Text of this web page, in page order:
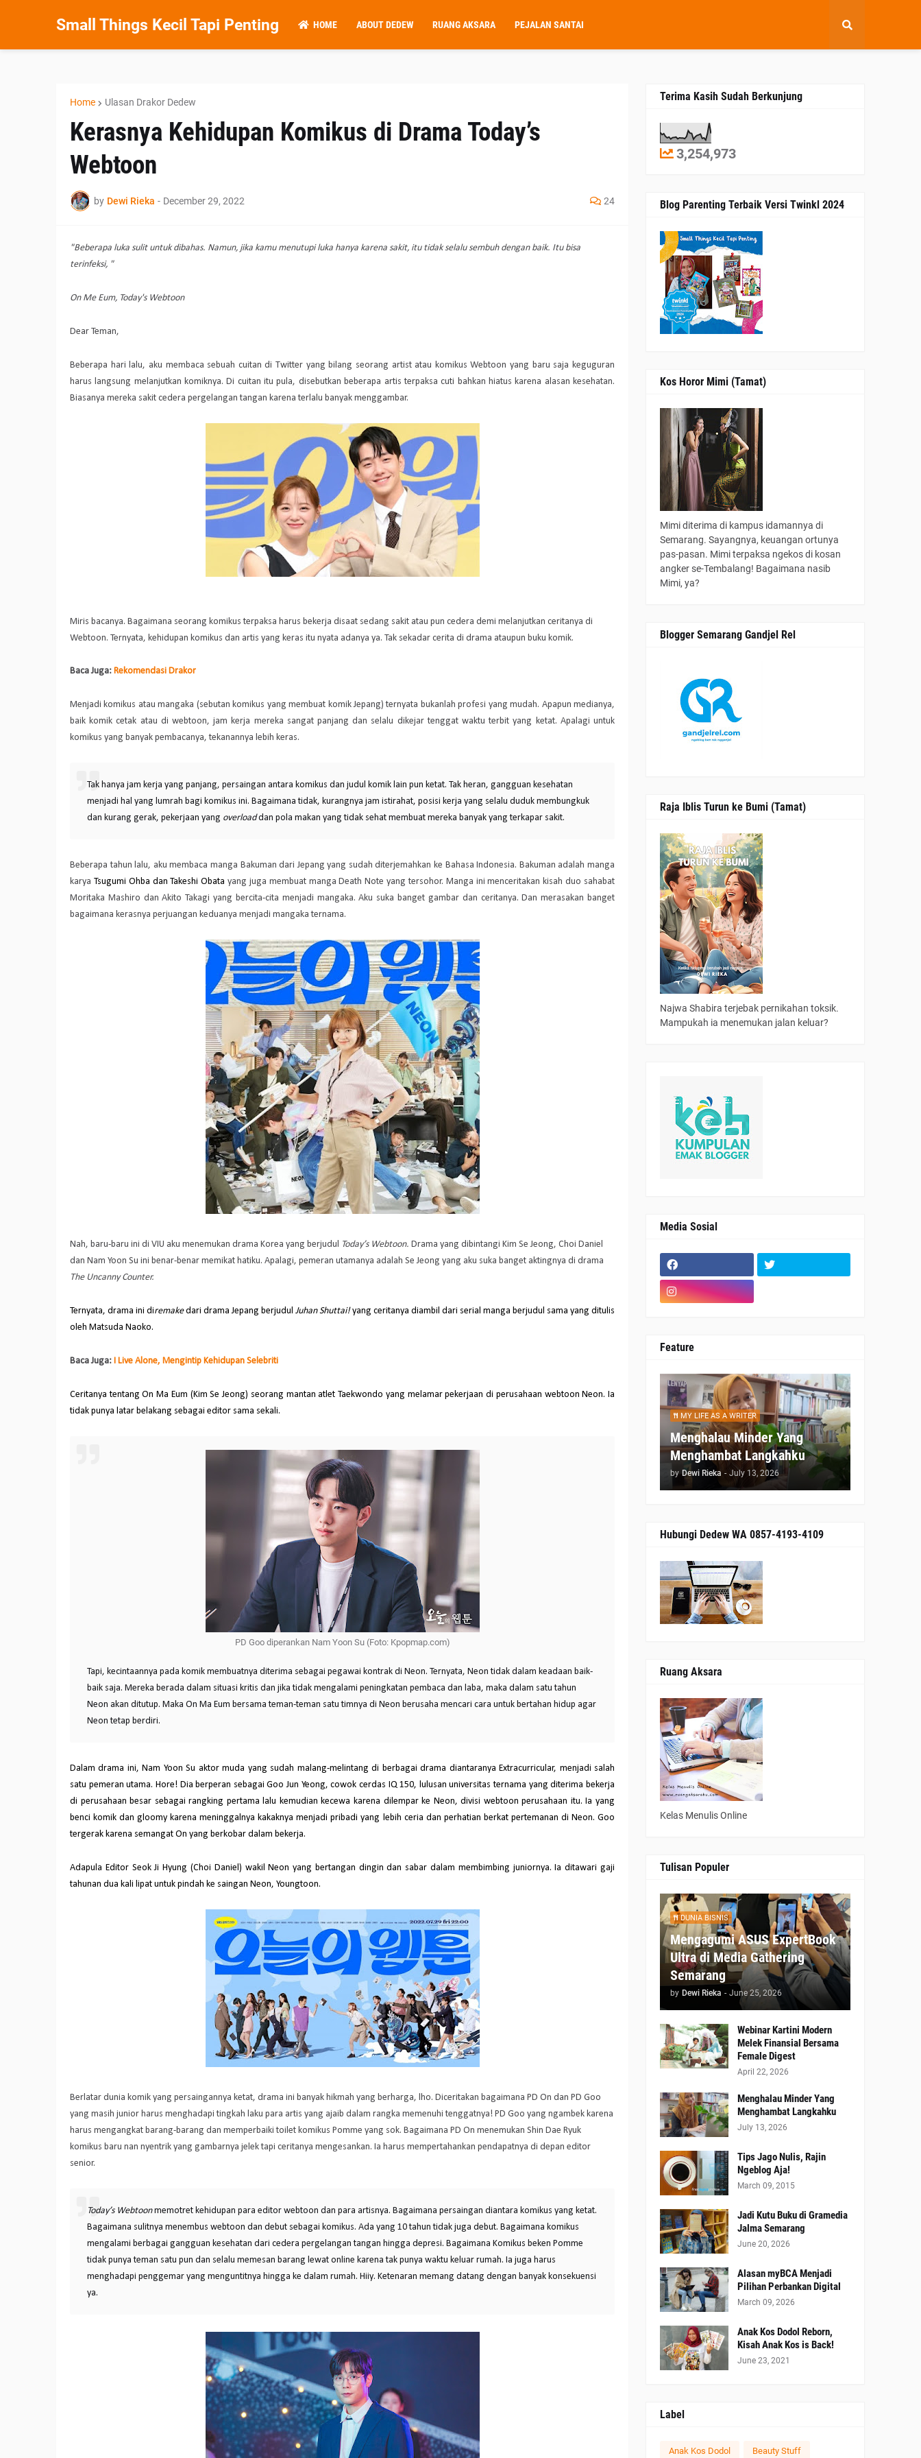
Small Things Kecil Tapi Penting HOME ABOUT DEDEW RUANG AKSARA PEJALAN SANTAI
Home Ulasan Drakor Dedew
Kerasnya Kehidupan Komikus di Drama Today’s
Webtoon
by Dewi Rieka - December 29, 2022 24
"Beberapa luka sulit untuk dibahas. Namun, jika kamu menutupi luka hanya karena sakit, itu tidak selalu sembuh dengan baik. Itu bisa
terinfeksi, "
On Me Eum, Today's Webtoon
Dear Teman,
Beberapa hari lalu, aku membaca sebuah cuitan di Twitter yang bilang seorang artist atau komikus Webtoon yang baru saja keguguran
harus langsung melanjutkan komiknya. Di cuitan itu pula, disebutkan beberapa artis terpaksa cuti bahkan hiatus karena alasan kesehatan.
Biasanya mereka sakit cedera pergelangan tangan karena terlalu banyak menggambar.
Miris bacanya. Bagaimana seorang komikus terpaksa harus bekerja disaat sedang sakit atau pun cedera demi melanjutkan ceritanya di
Webtoon. Ternyata, kehidupan komikus dan artis yang keras itu nyata adanya ya. Tak sekadar cerita di drama ataupun buku komik.
Baca Juga: Rekomendasi Drakor
Menjadi komikus atau mangaka (sebutan komikus yang membuat komik Jepang) ternyata bukanlah profesi yang mudah. Apapun medianya,
baik komik cetak atau di webtoon, jam kerja mereka sangat panjang dan selalu dikejar tenggat waktu terbit yang ketat. Apalagi untuk
komikus yang banyak pembacanya, tekanannya lebih keras.
Tak hanya jam kerja yang panjang, persaingan antara komikus dan judul komik lain pun ketat. Tak heran, gangguan kesehatan
menjadi hal yang lumrah bagi komikus ini. Bagaimana tidak, kurangnya jam istirahat, posisi kerja yang selalu duduk membungkuk
dan kurang gerak, pekerjaan yang overloaddan pola makan yang tidak sehat membuat mereka banyak yang terkapar sakit.
Beberapa tahun lalu, aku membaca manga Bakuman dari Jepang yang sudah diterjemahkan ke Bahasa Indonesia. Bakuman adalah manga
karya Tsugumi Ohba dan Takeshi Obata yang juga membuat manga Death Note yang tersohor. Manga ini menceritakan kisah duo sahabat
Moritaka Mashiro dan Akito Takagi yang bercita-cita menjadi mangaka. Aku suka banget gambar dan ceritanya. Dan merasakan banget
bagaimana kerasnya perjuangan keduanya menjadi mangaka ternama.
Nah, baru-baru ini di VIU aku menemukan drama Korea yang berjudul Today’s Webtoon. Drama yang dibintangi Kim Se Jeong, Choi Daniel
dan Nam Yoon Su ini benar-benar memikat hatiku. Apalagi, pemeran utamanya adalah Se Jeong yang aku suka banget aktingnya di drama
The Uncanny Counter.
Ternyata, drama ini diremakedari drama Jepang berjudul Juhan Shuttai!yang ceritanya diambil dari serial manga berjudul sama yang ditulis
oleh Matsuda Naoko.
Baca Juga: I Live Alone, Mengintip Kehidupan Selebriti
Ceritanya tentang On Ma Eum (Kim Se Jeong) seorang mantan atlet Taekwondo yang melamar pekerjaan di perusahaan webtoon Neon. Ia
tidak punya latar belakang sebagai editor sama sekali.
PD Goo diperankan Nam Yoon Su (Foto: Kpopmap.com)
Tapi, kecintaannya pada komik membuatnya diterima sebagai pegawai kontrak di Neon. Ternyata, Neon tidak dalam keadaan baik-
baik saja. Mereka berada dalam situasi kritis dan jika tidak mengalami peningkatan pembaca dan laba, maka dalam satu tahun
Neon akan ditutup. Maka On Ma Eum bersama teman-teman satu timnya di Neon berusaha mencari cara untuk bertahan hidup agar
Neon tetap berdiri.
Dalam drama ini, Nam Yoon Su aktor muda yang sudah malang-melintang di berbagai drama diantaranya Extracurricular, menjadi salah
satu pemeran utama. Hore! Dia berperan sebagai Goo Jun Yeong, cowok cerdas IQ 150, lulusan universitas ternama yang diterima bekerja
di perusahaan besar sebagai rangking pertama lalu kemudian kecewa karena dilempar ke Neon, divisi webtoon perusahaan itu. Ia yang
benci komik dan gloomy karena meninggalnya kakaknya menjadi pribadi yang lebih ceria dan perhatian berkat pertemanan di Neon. Goo
tergerak karena semangat On yang berkobar dalam bekerja.
Adapula Editor Seok Ji Hyung (Choi Daniel) wakil Neon yang bertangan dingin dan sabar dalam membimbing juniornya. Ia ditawari gaji
tahunan dua kali lipat untuk pindah ke saingan Neon, Youngtoon.
Berlatar dunia komik yang persaingannya ketat, drama ini banyak hikmah yang berharga, lho. Diceritakan bagaimana PD On dan PD Goo
yang masih junior harus menghadapi tingkah laku para artis yang ajaib dalam rangka memenuhi tenggatnya! PD Goo yang ngambek karena
harus mengangkat barang-barang dan memperbaiki toilet komikus Pomme yang sok. Bagaimana PD On menemukan Shin Dae Ryuk
komikus baru nan nyentrik yang gambarnya jelek tapi ceritanya mengesankan. Ia harus mempertahankan pendapatnya di depan editor
senior.
Today’s Webtoonmemotret kehidupan para editor webtoon dan para artisnya. Bagaimana persaingan diantara komikus yang ketat.
Bagaimana sulitnya menembus webtoon dan debut sebagai komikus. Ada yang 10 tahun tidak juga debut. Bagaimana komikus
mengalami berbagai gangguan kesehatan dari cedera pergelangan tangan hingga depresi. Bagaimana Komikus beken Pomme
tidak punya teman satu pun dan selalu memesan barang lewat online karena tak punya waktu keluar rumah. Ia juga harus
menghadapi penggemar yang menguntitnya hingga ke dalam rumah. Hiiy. Ketenaran memang datang dengan banyak konsekuensi
ya.
Terima Kasih Sudah Berkunjung
3,254,973
Blog Parenting Terbaik Versi Twinkl 2024
Kos Horor Mimi (Tamat)
Mimi diterima di kampus idamannya di
Semarang. Sayangnya, keuangan ortunya
pas-pasan. Mimi terpaksa ngekos di kosan
angker se-Tembalang! Bagaimana nasib
Mimi, ya?
Blogger Semarang Gandjel Rel
Raja Iblis Turun ke Bumi (Tamat)
Najwa Shabira terjebak pernikahan toksik.
Mampukah ia menemukan jalan keluar?
Media Sosial
Feature
MY LIFE AS A WRITER
Menghalau Minder Yang
Menghambat Langkahku
by Dewi Rieka - July 13, 2026
Hubungi Dedew WA 0857-4193-4109
Ruang Aksara
Kelas Menulis Online
Tulisan Populer
DUNIA BISNIS
Mengagumi ASUS ExpertBook
Ultra di Media Gathering
Semarang
by Dewi Rieka - June 25, 2026
Webinar Kartini Modern
Melek Finansial Bersama
Female Digest
April 22, 2026
Menghalau Minder Yang
Menghambat Langkahku
July 13, 2026
Tips Jago Nulis, Rajin
Ngeblog Aja!
March 09, 2015
Jadi Kutu Buku di Gramedia
Jalma Semarang
June 20, 2026
Alasan myBCA Menjadi
Pilihan Perbankan Digital
March 09, 2026
Anak Kos Dodol Reborn,
Kisah Anak Kos is Back!
June 23, 2021
Label
Anak Kos Dodol Beauty Stuff